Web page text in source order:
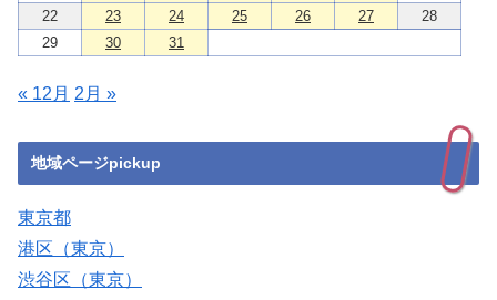
22
23 24 25 26 27
28
29
30 31
« 12月 2月 »
地域ページpickup
東京都
港区（東京）
渋谷区（東京）